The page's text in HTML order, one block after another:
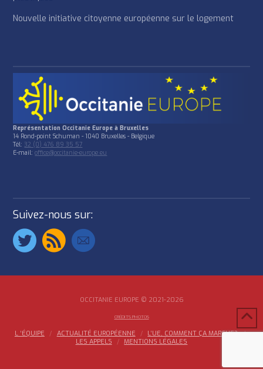
Nouvelle initiative citoyenne européenne sur le logement
Représentation Occitanie Europe à Bruxelles
14 Rond-point Schuman - 1040 Bruxelles - Belgique
Tél:32 (0) 476 89 35 57
E-mail:office@occitanie-europe.eu
Suivez-nous sur:
OCCITANIE EUROPE © 2021-2026
CRÉDITS PHOTOS
L ‘ÉQUIPE ACTUALITÉ EUROPÉENNE
L’UE, COMMENT ÇA MARCHE?
LES APPELS
MENTIONS LÉGALES